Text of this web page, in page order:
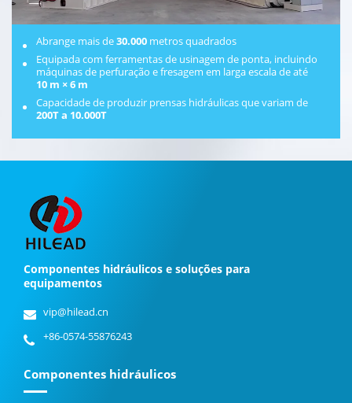
Abrange mais de30.000metros quadrados
Equipada com ferramentas de usinagem de ponta, incluindo
máquinas de perfuração e fresagem em larga escala de até
10 m × 6 m
Capacidade de produzir prensas hidráulicas que variam de
200T a 10.000T
Componentes hidráulicos e soluções para
equipamentos
vip@hilead.cn
+86-0574-55876243
Componentes hidráulicos